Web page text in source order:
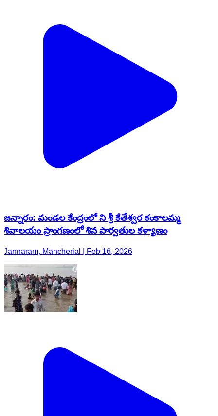
జన్నారం: మండల కేంద్రంలో ని శ్రీ కేతేశ్వర కంకాలమ్మ
శివాలయం ప్రాంగణంలో శివ పార్వతుల కళ్యాణం
Jannaram, Mancherial | Feb 16, 2026